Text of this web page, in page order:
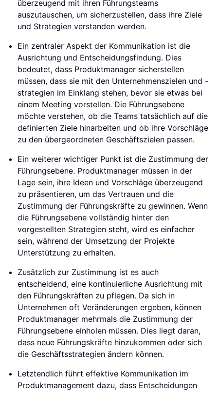
überzeugend mit ihren Führungsteams
auszutauschen, um sicherzustellen, dass ihre Ziele
und Strategien verstanden werden.
Ein zentraler Aspekt der Kommunikation ist die
Ausrichtung und Entscheidungsfindung. Dies
bedeutet, dass Produktmanager sicherstellen
müssen, dass sie mit den Unternehmenszielen und -
strategien im Einklang stehen, bevor sie etwas bei
einem Meeting vorstellen. Die Führungsebene
möchte verstehen, ob die Teams tatsächlich auf die
definierten Ziele hinarbeiten und ob ihre Vorschläge
zu den übergeordneten Geschäftszielen passen.
Ein weiterer wichtiger Punkt ist die Zustimmung der
Führungsebene. Produktmanager müssen in der
Lage sein, ihre Ideen und Vorschläge überzeugend
zu präsentieren, um das Vertrauen und die
Zustimmung der Führungskräfte zu gewinnen. Wenn
die Führungsebene vollständig hinter den
vorgestellten Strategien steht, wird es einfacher
sein, während der Umsetzung der Projekte
Unterstützung zu erhalten.
Zusätzlich zur Zustimmung ist es auch
entscheidend, eine kontinuierliche Ausrichtung mit
den Führungskräften zu pflegen. Da sich in
Unternehmen oft Veränderungen ergeben, können
Produktmanager mehrmals die Zustimmung der
Führungsebene einholen müssen. Dies liegt daran,
dass neue Führungskräfte hinzukommen oder sich
die Geschäftsstrategien ändern können.
Letztendlich führt effektive Kommunikation im
Produktmanagement dazu, dass Entscheidungen